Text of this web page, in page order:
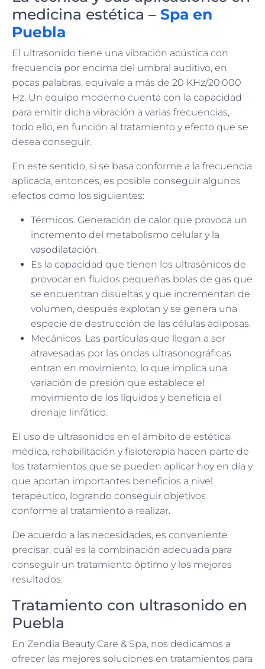
medicina estética – Spa en
Puebla
El ultrasonido tiene una vibración acústica con
frecuencia por encima del umbral auditivo, en
pocas palabras, equivale a más de 20 KHz/20.000
Hz. Un equipo moderno cuenta con la capacidad
para emitir dicha vibración a varias frecuencias,
todo ello, en función al tratamiento y efecto que se
desea conseguir.
En este sentido, si se basa conforme a la frecuencia
aplicada, entonces, es posible conseguir algunos
efectos como los siguientes:
Térmicos. Generación de calor que provoca un
incremento del metabolismo celular y la
vasodilatación.
Es la capacidad que tienen los ultrasónicos de
provocar en fluidos pequeñas bolas de gas que
se encuentran disueltas y que incrementan de
volumen, después explotan y se genera una
especie de destrucción de las células adiposas.
Mecánicos. Las partículas que llegan a ser
atravesadas por las ondas ultrasonográficas
entran en movimiento, lo que implica una
variación de presión que establece el
movimiento de los líquidos y beneficia el
drenaje linfático.
El uso de ultrasonidos en el ámbito de estética
médica, rehabilitación y fisioterapia hacen parte de
los tratamientos que se pueden aplicar hoy en día y
que aportan importantes beneficios a nivel
terapéutico, logrando conseguir objetivos
conforme al tratamiento a realizar.
De acuerdo a las necesidades, es conveniente
precisar, cuál es la combinación adecuada para
conseguir un tratamiento óptimo y los mejores
resultados.
Tratamiento con ultrasonido en
Puebla
En Zendia Beauty Care & Spa, nos dedicamos a
ofrecer las mejores soluciones en tratamientos para